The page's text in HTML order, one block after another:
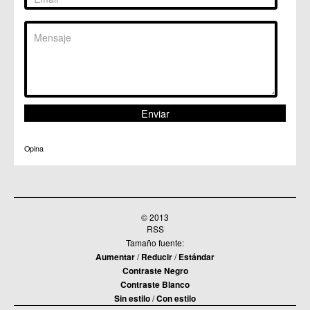
C.M. Sangonera la Verde
C.M. Santa Cruz
C.M. Santiago y Zaraiche
C.M. Santo Ángel
C.C. Zarandona
Opina
© 2013
RSS
Tamaño fuente:
Aumentar/Reducir/Estándar
Contraste Negro
Contraste Blanco
Sin estilo/Con estilo